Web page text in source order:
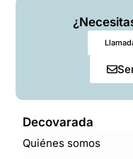
Decovarada
Quiénes somos